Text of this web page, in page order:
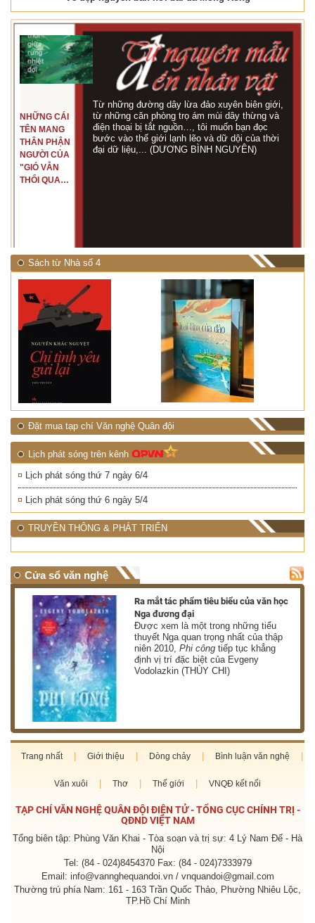
NHỮNG CÁI
TÊN MANG
THÂN PHẬN
NGƯỜI CỦA
"GIÓ VẪN
THỔI QUA
Từ những đường dây lừa đảo xuyên biên giới,
từ những căn phòng trọ ám mùi dây thừng và
điện thoại bị tắt nguồn…, tôi muốn bạn đọc
bước vào thế giới lạnh lẽo và dữ dội của thời
đại dữ liệu,... (DƯƠNG BÌNH NGUYÊN)
Sách từ Nhà số 4
Đặt mua tạp chí Văn nghệ Quân đội
Lịch phát sóng trên kênh
Lịch phát sóng thứ 7 ngày 6/4
Lịch phát sóng thứ 6 ngày 5/4
TRUYỀN THÔNG & PHÁT TRIỂN
Cửa sổ văn nghệ
Ra mắt tác phẩm tiêu biểu của văn học
Nga đương đại
Được xem là một trong những tiểu
thuyết Nga quan trọng nhất của thập
niên 2010,Phi công tiếp tục khẳng
định vị trí đặc biệt của Evgeny
Vodolazkin (THÙY CHI)
Trang nhất Giới thiệu Dòng chảy Bình luận văn nghệ
Văn xuôi Thơ Thế giới VNQĐ kết nối
TẠP CHÍ VĂN NGHỆ QUÂN ĐỘI ĐIỆN TỬ - TỔNG CỤC CHÍNH TRỊ -
QĐND VIỆT NAM
Tổng biên tập: Phùng Văn Khai - Tòa soạn và trị sự: 4 Lý Nam Đế - Hà
Nội
Tel: (84 - 024)8454370 Fax: (84 - 024)7333979
Email: info@vannghequandoi.vn / vnquandoi@gmail.com
Thường trú phía Nam: 161 - 163 Trần Quốc Thảo, Phường Nhiêu Lộc,
TP.Hồ Chí Minh